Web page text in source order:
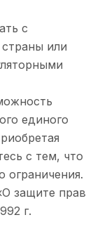
с
или
единого
с тем, что
ограничения.
защите прав
г.